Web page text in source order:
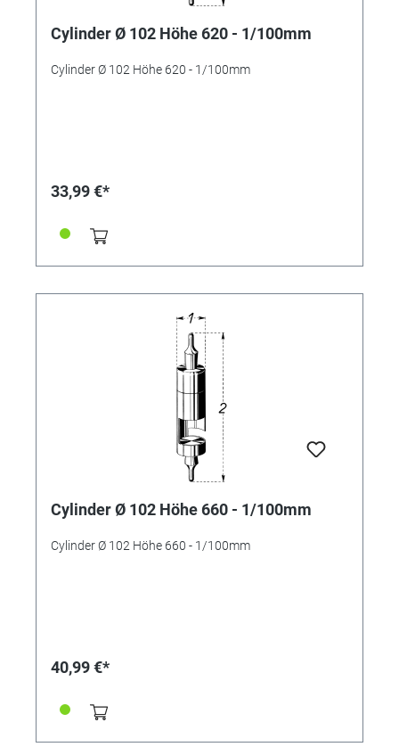
Cylinder Ø 102 Höhe 620 - 1/100mm
Cylinder Ø 102 Höhe 620 - 1/100mm
33,99 €*
Cylinder Ø 102 Höhe 660 - 1/100mm
Cylinder Ø 102 Höhe 660 - 1/100mm
40,99 €*